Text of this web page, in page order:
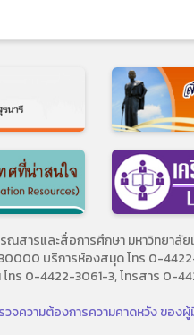
ณสารและสื่อการศึกษา มหาวิทยาลัย
30000 บริการห้องสมุด โทร 0-
โทร 0-4422-3061-3, โทรสาร 0-
วจความต้องการความคาดหวัง ขอ